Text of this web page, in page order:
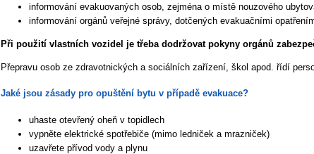
informování evakuovaných osob, zejména o místě nouzového
informování orgánů veřejné správy, dotčených evakuačními
Při použití vlastních vozidel je třeba dodržovat pokyny orgánů
Přepravu osob ze zdravotnických a sociálních zařízení, škol apod. řídí
Jaké jsou zásady pro opuštění bytu v případě evakuace?
uhaste otevřený oheň v topidlech
vypněte elektrické spotřebiče (mimo ledniček a mrazniček)
uzavřete přívod vody a plynu